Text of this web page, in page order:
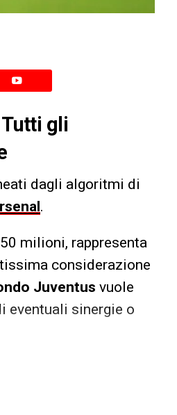
gli
dagli algoritmi di
.
milioni, rappresenta
considerazione
Juventus vuole
eventuali sinergie o